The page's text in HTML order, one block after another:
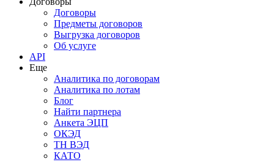
Договоры
Предметы договоров
Выгрузка договоров
Об услуге
API
Еще
Аналитика по договорам
Аналитика по лотам
Блог
Найти партнера
Анкета ЭЦП
ОКЭД
ТН ВЭД
КАТО